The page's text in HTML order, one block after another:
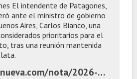
El intendente de Patagones,
ante el ministro de gobierno
Aires, Carlos Bianco, una
prioritarios para el
tras una reunión mantenida
https://www.lanueva.com/nota/2026-7-6-10-46-0-marino-reitero-ante-la-provincia-una-agenda-de-obras-y-proyectos-estrategicos-para-patagones